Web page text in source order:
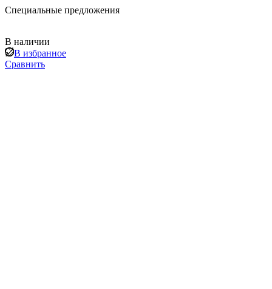
Специальные предложения
В наличии
В избранное
Сравнить